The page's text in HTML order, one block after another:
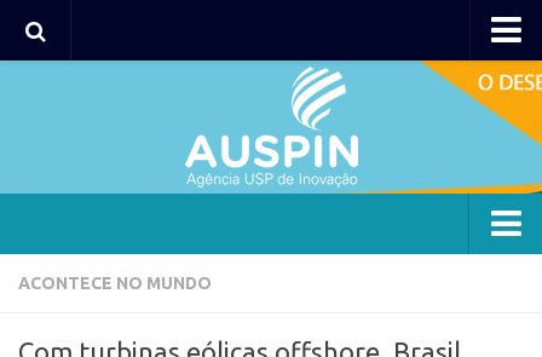
Agência
ACONTECE NO MUNDO